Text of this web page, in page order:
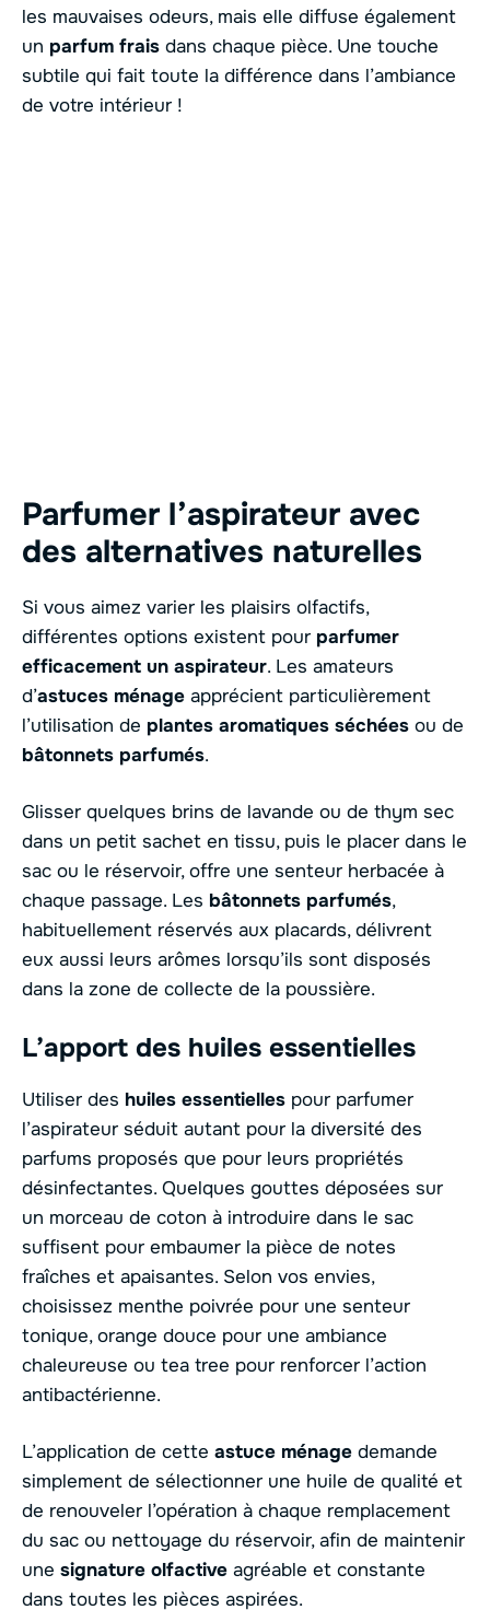
les mauvaises odeurs, mais elle diffuse également
un parfum frais dans chaque pièce. Une touche
subtile qui fait toute la différence dans l’ambiance
de votre intérieur !
Parfumer l’aspirateur avec
des alternatives naturelles
Si vous aimez varier les plaisirs olfactifs,
différentes options existent pour parfumer
efficacement un aspirateur. Les amateurs
d’astuces ménage apprécient particulièrement
l’utilisation de plantes aromatiques séchées ou de
bâtonnets parfumés.
Glisser quelques brins de lavande ou de thym sec
dans un petit sachet en tissu, puis le placer dans le
sac ou le réservoir, offre une senteur herbacée à
chaque passage. Les bâtonnets parfumés,
habituellement réservés aux placards, délivrent
eux aussi leurs arômes lorsqu’ils sont disposés
dans la zone de collecte de la poussière.
L’apport des huiles essentielles
Utiliser des huiles essentielles pour parfumer
l’aspirateur séduit autant pour la diversité des
parfums proposés que pour leurs propriétés
désinfectantes. Quelques gouttes déposées sur
un morceau de coton à introduire dans le sac
suffisent pour embaumer la pièce de notes
fraîches et apaisantes. Selon vos envies,
choisissez menthe poivrée pour une senteur
tonique, orange douce pour une ambiance
chaleureuse ou tea tree pour renforcer l’action
antibactérienne.
L’application de cette astuce ménage demande
simplement de sélectionner une huile de qualité et
de renouveler l’opération à chaque remplacement
du sac ou nettoyage du réservoir, afin de maintenir
une signature olfactive agréable et constante
dans toutes les pièces aspirées.